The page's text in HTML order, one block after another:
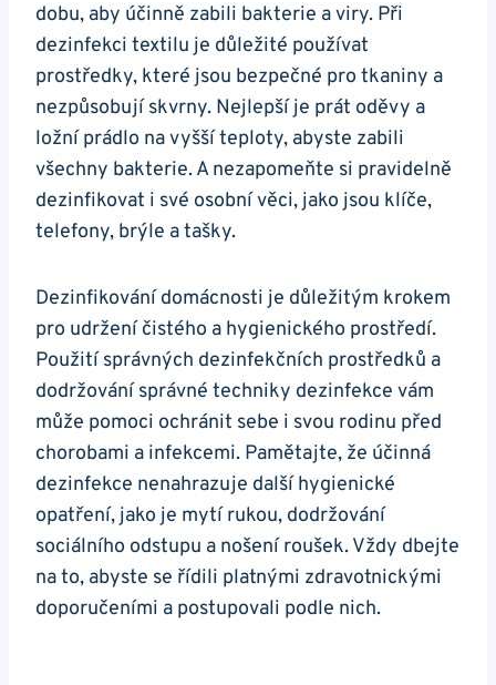
dobu, aby účinně zabili bakterie a viry. Při
dezinfekci textilu je důležité používat
prostředky, které jsou bezpečné pro tkaniny a
nezpůsobují skvrny. Nejlepší je prát oděvy a
ložní prádlo na vyšší teploty, abyste zabili
všechny bakterie. A nezapomeňte si pravidelně
dezinfikovat i své osobní věci, jako jsou klíče,
telefony, brýle a tašky.
Dezinfikování domácnosti je důležitým krokem
pro udržení čistého a hygienického prostředí.
Použití správných dezinfekčních prostředků a
dodržování správné techniky dezinfekce vám
může pomoci ochránit sebe i svou rodinu před
chorobami a infekcemi. Pamětajte, že účinná
dezinfekce nenahrazuje další hygienické
opatření, jako je mytí rukou, dodržování
sociálního odstupu a nošení roušek. Vždy dbejte
na to, abyste se řídili platnými zdravotnickými
doporučeními a postupovali podle nich.